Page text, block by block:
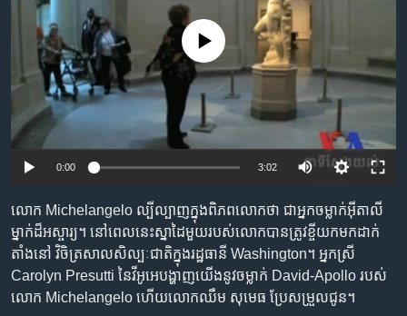
រំលង​
ចូល​
ស្វែង​
រក
កម្មវិធីទាំងអស់
Khmer English
បណ្តាញ​សង្គម
ភាសា
No media source currently available
0:00 3:02
លោក Michelangelo ល្បី​ល្បាញ​​ក្នុង​​ពិភពលោក​​ថា ជា​អ្នកចម្លាក់​អ៊ីតាលី​
ម្នាក់​ដ៏​អស្ចារ្យ។ នៅ​ពេល​នេះស្នាដៃ​មួយ​របស់​លោក​បាន​ត្រូវ​ខ្ចី​យក​មក​ដាក់​
តាំង​នៅ​ វិចិត្រសាល​សិល្បៈ​ជាតិ​ក្នុង​រដ្ឋធានី Washington។ អ្នកស្រី​
Carolyn Presutti នៃ​វីអូអេ​​បង្ហាញ​​យើង​​នូវ​​ចម្លាក់​ David-Apollo របស់​
លោក​ Michelangelo ហើយ​លោក​ឈឹម​ សុមេធ​ ប្រែ​សម្រួល​ជូន។